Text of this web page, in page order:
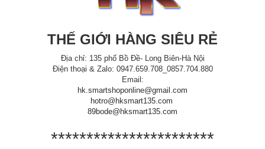
THẾ GIỚI HÀNG SIÊU RẺ
Địa chỉ: 135 phố Bồ Đề- Long Biên-Hà Nội
Điện thoại & Zalo: 0947.659.708_0857.704.880
Email:
hk.smartshoponline@gmail.com
hotro@hksmart135.com
89bode@hksmart135.com
***********************